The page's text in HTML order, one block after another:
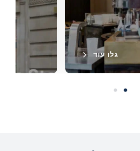
גלו עוד